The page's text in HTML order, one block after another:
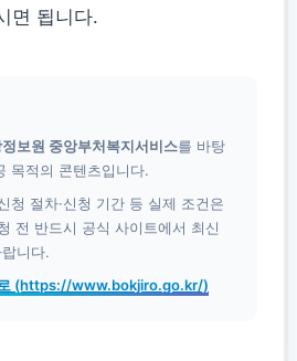
면 됩니다.
보원 중앙부처복지서비스를 바탕
목적의 콘텐츠입니다.
청 절차·신청 기간 등 실제 조건은
전 반드시 공식 사이트에서 최신
니다.
(https://www.bokjiro.go.kr/)